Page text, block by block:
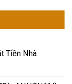
Tiền Nhà